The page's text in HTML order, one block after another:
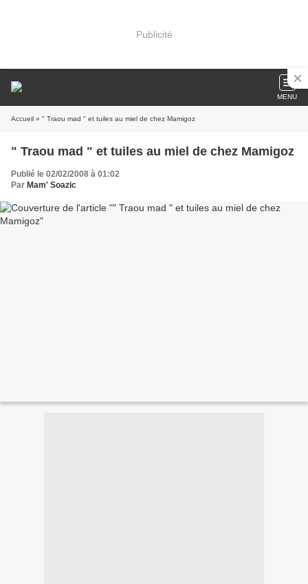
Publicité
MENU
Accueil » " Traou mad " et tuiles au miel de chez Mamigoz
" Traou mad " et tuiles au miel de chez Mamigoz
Publié le 02/02/2008 à 01:02
Par Mam' Soazic